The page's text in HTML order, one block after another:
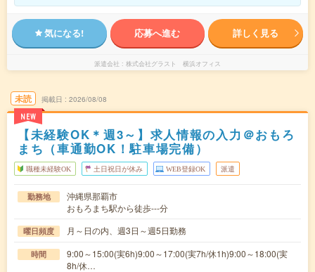
気になる! 応募へ進む 詳しく見る
派遣会社 株式会社グラスト 横浜オフィス
未読
NEW
掲載日 2026/08/08
【未経験OK＊週3～】求人情報の入力＠おもろ
まち（車通勤OK！駐車場完備）
職種未経験OK 土日祝日が休み WEB登録OK 派遣
勤務地
沖縄県那覇市
おもろまち駅から徒歩---分
曜日頻度 月～日の内、週3日～週5日勤務
時間
9:00～15:00(実6h)9:00～17:00(実7h/休1h)9:00～18:00(実
8h/休…